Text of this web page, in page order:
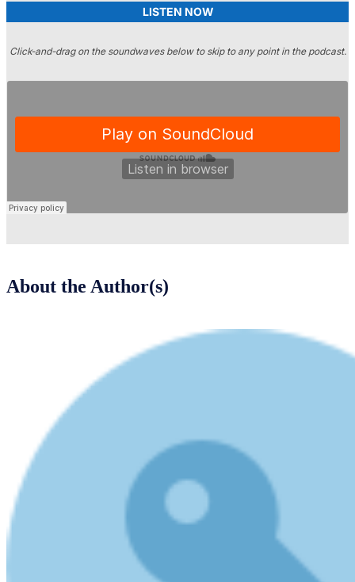
LISTEN NOW
Click-and-drag on the soundwaves below to skip to any point in the podcast.
About the Author(s)